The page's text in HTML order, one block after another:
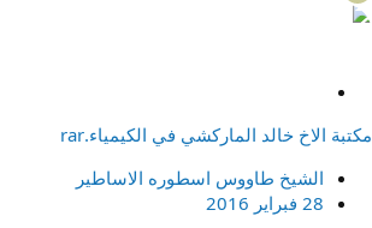
ب
ت
مكتبة الاخ خالد الماركشي في الكيمياء.rar
الشيخ طاووس اسطوره الاساطير
28 فبراير 2016